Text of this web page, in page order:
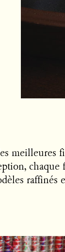
meilleures
raffinés